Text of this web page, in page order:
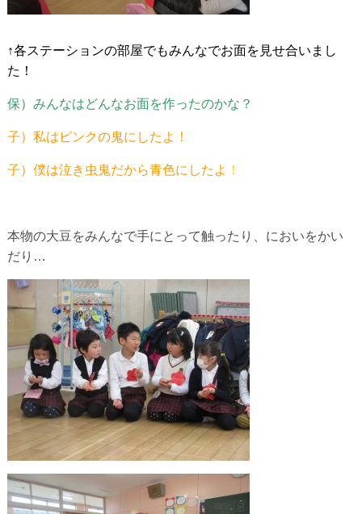
↑各ステーションの部屋でもみんなでお面を見せ合いまし
た！
保）みんなはどんなお面を作ったのかな？
子）私はピンクの鬼にしたよ！
子）僕は泣き虫鬼だから青色にしたよ ！
本物の大豆をみんなで手にとって触ったり、においをかい
だり…